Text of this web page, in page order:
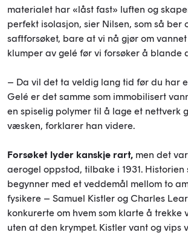
materialet har «låst fast» luften og
perfekt isolasjon, sier Nilsen, som så ber
saftforsøket, bare at vi nå gjør om
klumper av gelé før vi forsøker å blande
– Da vil det ta veldig lang tid før du har
Gelé er det samme som immobilisert
en spiselig polymer til å lage et nettverk
væsken, forklarer han videre.
Forsøket lyder kanskje rart, men det
aerogel oppstod, tilbake i 1931. Historien
begynner med et veddemål mellom to
fysikere – Samuel Kistler og Charles
konkurerte om hvem som klarte å trekke
uten at den krympet. Kistler vant og vips